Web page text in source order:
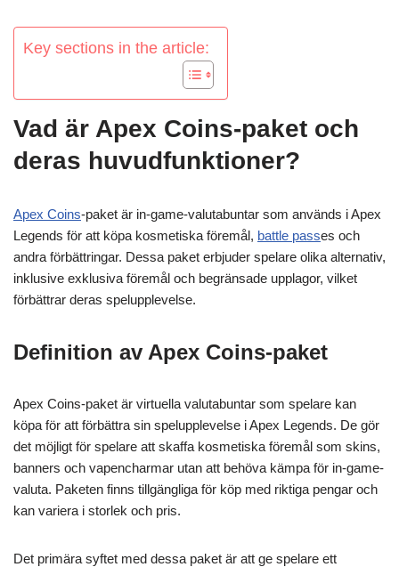
Key sections in the article:
Vad är Apex Coins-paket och
deras huvudfunktioner?
Apex Coins-paket är in-game-valutabuntar som används i Apex
Legends för att köpa kosmetiska föremål, battle passes och
andra förbättringar. Dessa paket erbjuder spelare olika alternativ,
inklusive exklusiva föremål och begränsade upplagor, vilket
förbättrar deras spelupplevelse.
Definition av Apex Coins-paket
Apex Coins-paket är virtuella valutabuntar som spelare kan
köpa för att förbättra sin spelupplevelse i Apex Legends. De gör
det möjligt för spelare att skaffa kosmetiska föremål som skins,
banners och vapencharmar utan att behöva kämpa för in-game-
valuta. Paketen finns tillgängliga för köp med riktiga pengar och
kan variera i storlek och pris.
Det primära syftet med dessa paket är att ge spelare ett